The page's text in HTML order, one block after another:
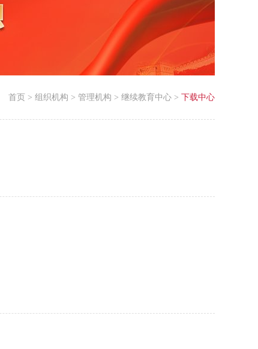
首页 > 组织机构 > 管理机构 > 继续教育中心 > 下载中心